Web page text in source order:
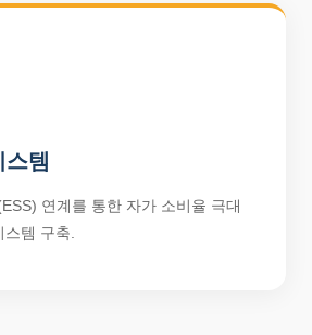
스템
연계를 통한 자가 소비율 극대
템 구축.